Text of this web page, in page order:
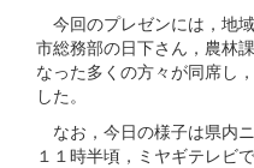
今回のプレゼンには，地
市総務部の日下さん，農林
なった多くの方々が同席し
した。
なお，今日の様子は県内
１１時半頃，ミヤギテレビ